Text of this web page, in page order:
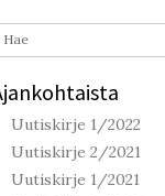
Uutiskirje 1/2022
Uutiskirje 2/2021
Uutiskirje 1/2021